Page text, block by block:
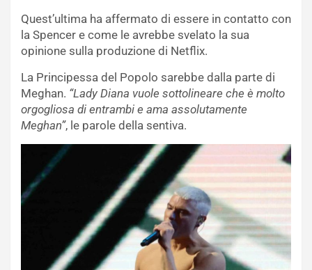
Quest’ultima ha affermato di essere in contatto con
la Spencer e come le avrebbe svelato la sua
opinione sulla produzione di Netflix.
La Principessa del Popolo sarebbe dalla parte di
Meghan. “Lady Diana vuole sottolineare che è molto
orgogliosa di entrambi e ama assolutamente
Meghan”, le parole della sentiva.